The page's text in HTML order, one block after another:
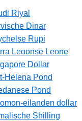
Riyal
Dinar
Rupi
Leoonse Leone
Dollar
Helena Pond
Pond
eilanden dollar
Shilling